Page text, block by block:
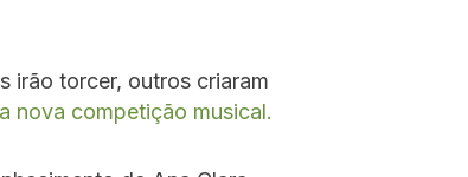
irão torcer, outros criaram
nova competição musical.